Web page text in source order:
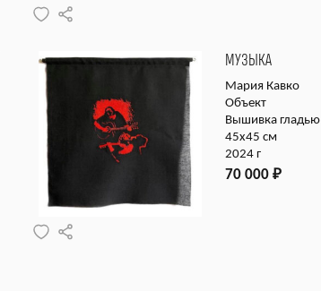
МУЗЫКА
Мария Кавко
Объект
Вышивка гладью
45х45 см
2024 г
70 000 ₽